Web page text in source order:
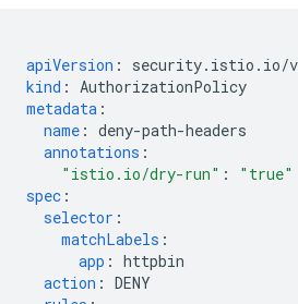
apiVersion :
security.istio.io/
kind : AuthorizationPolicy
metadata :
name : deny-path-headers
annotations :
"istio.io/dry-run" :
"true"
spec :
selector :
matchLabels :
app : httpbin
action : DENY